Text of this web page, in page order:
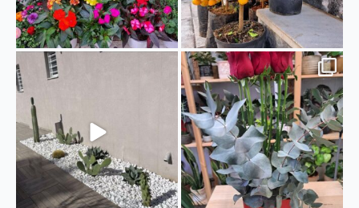
Ιδιαίτερη κατασκευή με κάκτους🌵
❤️Η ημέρα του Αγίου Βαλεντίνου
φτάνει... Αυτές...
48 1